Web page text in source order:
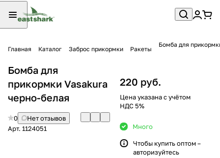
Главная Каталог Заброс прикормки Ракеты
Бомба для
Бомба для
прикормки Vasakura
черно-белая
0
Нет отзывов
Арт. 1124051
220 руб.
Цена указана с учётом
НДС 5%
Много
Чтобы купить оптом –
авторизуйтесь